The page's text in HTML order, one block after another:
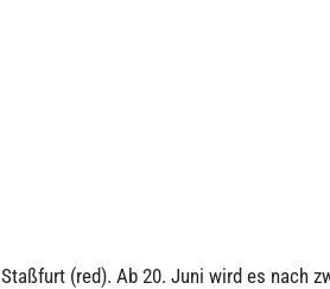
(red). Ab 20. Juni wird es nach